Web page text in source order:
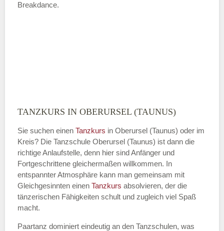
Breakdance.
TANZKURS IN OBERURSEL (TAUNUS)
Sie suchen einen Tanzkurs in Oberursel (Taunus) oder im
Kreis? Die Tanzschule Oberursel (Taunus) ist dann die
richtige Anlaufstelle, denn hier sind Anfänger und
Fortgeschrittene gleichermaßen willkommen. In
entspannter Atmosphäre kann man gemeinsam mit
Gleichgesinnten einen Tanzkurs absolvieren, der die
tänzerischen Fähigkeiten schult und zugleich viel Spaß
macht.
Paartanz dominiert eindeutig an den Tanzschulen, was